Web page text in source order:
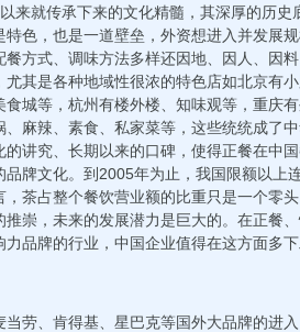
来就传承下来的文化精髓，其深厚的历史
色，也是一道壁垒，外资想进入并发展规
方式、调味方法多样还因地、因人、因料
其是各种地域性很浓的特色店如北京有
城等，杭州有楼外楼、知味观等，重庆
麻辣、素食、私家菜等，这些统统成了
讲究、长期以来的口碑，使得正餐在中
牌文化。到2005年为止，我国限额以上
茶占整个餐饮营业额的比重只是一个零
崇，未来的发展潜力是巨大的。在正餐
品牌的行业，中国企业值得在这方面多下
劳、肯得基、星巴克等国外大品牌的进